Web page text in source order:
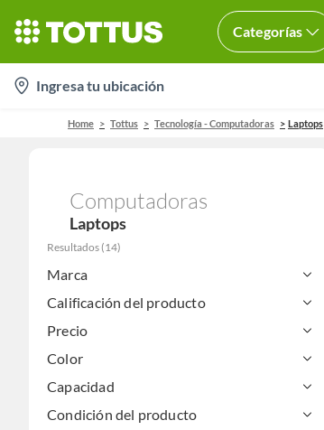
Categorías
location-
icon
Ingresa tu ubicación
Home Tottus Tecnología - Computadoras Laptops
Computadoras
Laptops
Resultados (14)
Marca
Calificación del producto
Precio
Color
Capacidad
Condición del producto